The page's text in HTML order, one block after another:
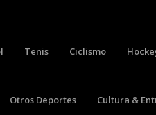
Tenis Ciclismo
Otros Deportes Cultura &